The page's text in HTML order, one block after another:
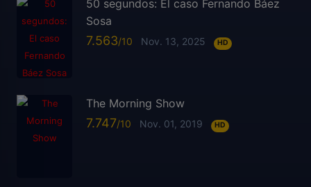
50 segundos: El caso Fernando Báez
Sosa
7.563 Nov. 13, 2025 HD
The Morning Show
7.747 Nov. 01, 2019 HD